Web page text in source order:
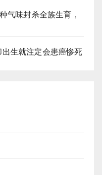
气味封杀全族生育，
生就注定会患癌惨死